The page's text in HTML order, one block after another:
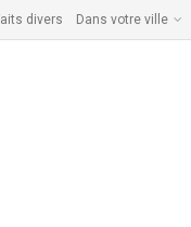
divers Dans votre ville